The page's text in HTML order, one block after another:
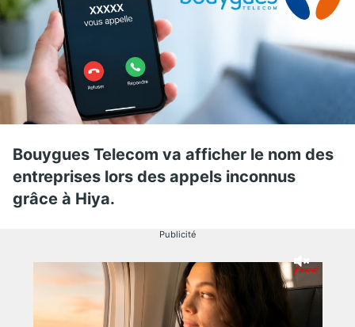
Bouygues Telecom va afficher le nom des
entreprises lors des appels inconnus
grâce à Hiya.
Publicité